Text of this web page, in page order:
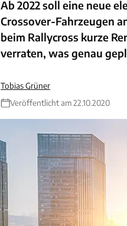
Ab 2022 soll eine neue
Crossover-Fahrzeugen
beim Rallycross kurze
verraten, was genau
Tobias Grüner
Veröffentlicht am 22.10.2020